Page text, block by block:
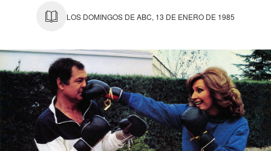
LOS DOMINGOS DE ABC, 13 DE ENERO DE 1985